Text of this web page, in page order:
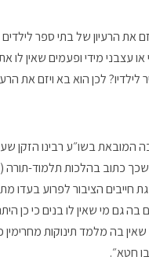
את הרעיון של בתי ספר
עצבני מידי ופעמים שאין
לילדיו? לכן הוא בא ויזם את
המובאת בשו״ע רבינו הזקן
שכך כתוב בהלכות תלמוד-
חייבים הציבור לפרוע
גם מי שאין לו בנים כי כן
בה מלמד תינוקות
חטא״.